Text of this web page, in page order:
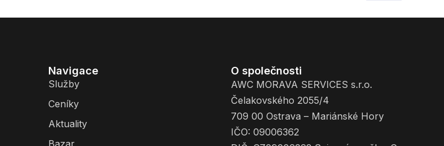
Navigace
Služby
Ceníky
Aktuality
O společnosti
AWC MORAVA SERVICES s.r.o.
Čelakovského 2055/4
709 00 Ostrava – Mariánské Hory
IČO: 09006362